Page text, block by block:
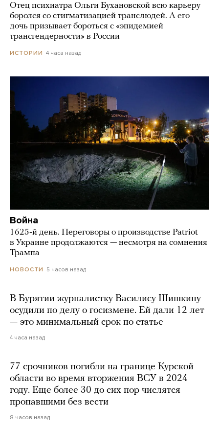
Отец психиатра Ольги Бухановской всю карьеру
боролся со стигматизацией транслюдей. А его
дочь призывает бороться с «эпидемией
трансгендерности» в России
ИСТОРИИ 4 часа назад
Война
1625-й день. Переговоры о производстве Patriot
в Украине продолжаются — несмотря на сомнения
Трампа
НОВОСТИ 5 часов назад
В Бурятии журналистку Василису Шишкину
осудили по делу о госизмене. Ей дали 12 лет
— это минимальный срок по статье
4 часа назад
77 срочников погибли на границе Курской
области во время вторжения ВСУ в 2024
году. Еще более 30 до сих пор числятся
пропавшими без вести
8 часов назад